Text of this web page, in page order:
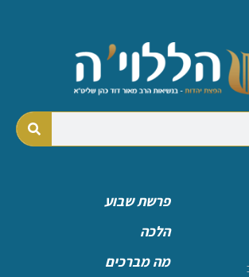
פרשת שבוע
הלכה
מה מברכים